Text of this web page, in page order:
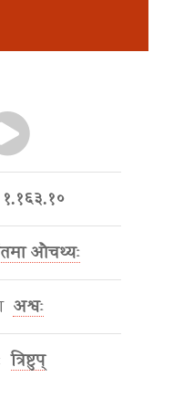
१.१६३.१०
औचथ्यः
अश्वः
त्रिष्टुप्